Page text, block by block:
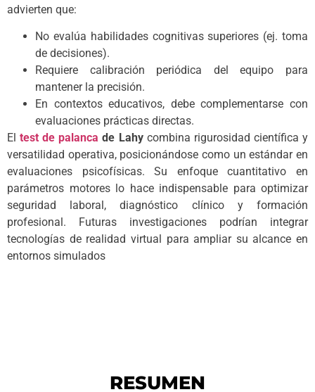
advierten que:
No evalúa habilidades cognitivas superiores (ej. toma
de decisiones).
Requiere calibración periódica del equipo para
mantener la precisión.
En contextos educativos, debe complementarse con
evaluaciones prácticas directas.
Eltest de palanca de Lahycombina rigurosidad científica y
versatilidad operativa, posicionándose como un estándar en
evaluaciones psicofísicas. Su enfoque cuantitativo en
parámetros motores lo hace indispensable para optimizar
seguridad laboral, diagnóstico clínico y formación
profesional. Futuras investigaciones podrían integrar
tecnologías de realidad virtual para ampliar su alcance en
entornos simulados
RESUMEN